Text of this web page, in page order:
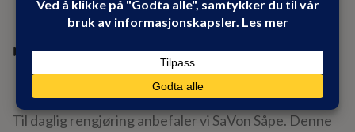
impregneringsrester på de polerte overflater.
Vent maks 5 timer og gjenta
impregneringsprosessen, dersom det ønskes et
særlig godt resultat.
Til daglig rengjøring anbefaler vi SaVon Såpe. Denne